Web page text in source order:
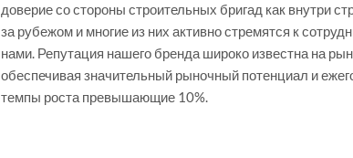
доверие со стороны строительных бригад как внутри
за рубежом и многие из них активно стремятся к
нами. Репутация нашего бренда широко известна на
обеспечивая значительный рыночный потенциал и
темпы роста превышающие 10%.